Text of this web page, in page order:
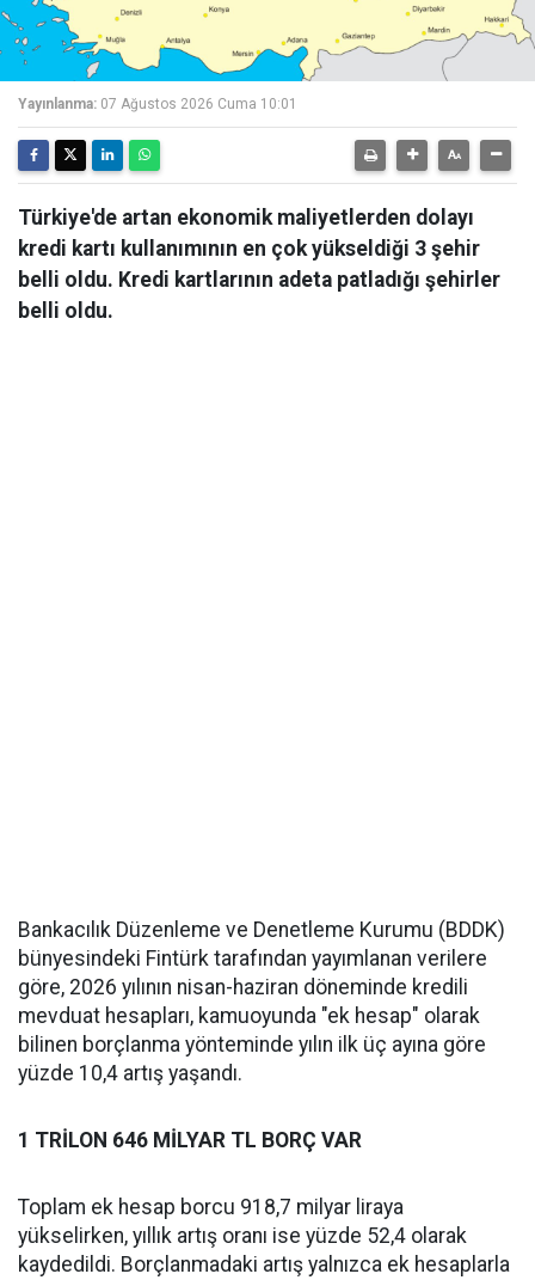
Yayınlanma: 07 Ağustos 2026 Cuma 10:01
Türkiye'de artan ekonomik maliyetlerden dolayı
kredi kartı kullanımının en çok yükseldiği 3 şehir
belli oldu. Kredi kartlarının adeta patladığı şehirler
belli oldu.
Bankacılık Düzenleme ve Denetleme Kurumu (BDDK)
bünyesindeki Fintürk tarafından yayımlanan verilere
göre, 2026 yılının nisan-haziran döneminde kredili
mevduat hesapları, kamuoyunda "ek hesap" olarak
bilinen borçlanma yönteminde yılın ilk üç ayına göre
yüzde 10,4 artış yaşandı.
1 TRİLON 646 MİLYAR TL BORÇ VAR
Toplam ek hesap borcu 918,7 milyar liraya
yükselirken, yıllık artış oranı ise yüzde 52,4 olarak
kaydedildi. Borçlanmadaki artış yalnızca ek hesaplarla